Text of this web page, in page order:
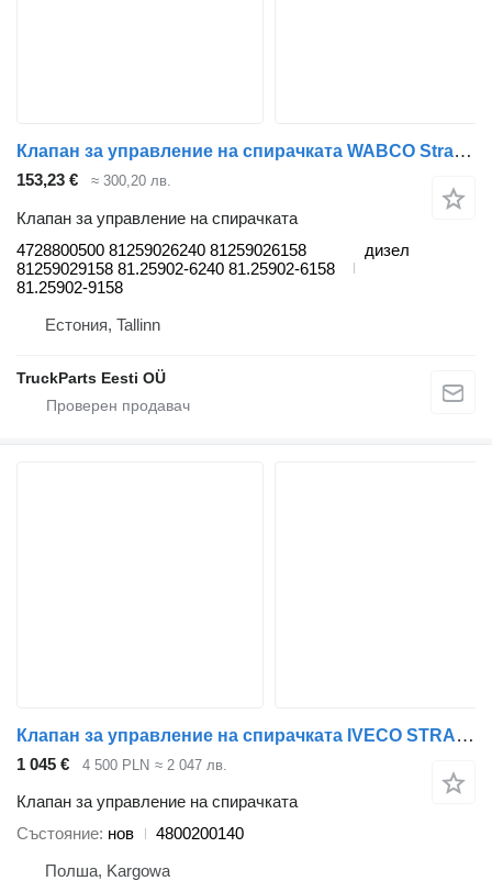
Клапан за управление на спирачката WABCO Stralis (01.02-) 4728800500 за влекач IVECO Stralis, Trakker (2002-)
153,23 € ≈ 300,20 лв.
Клапан за управление на спирачката
4728800500 81259026240 81259026158
81259029158 81.25902-6240 81.25902-6158
81.25902-9158
дизел
Естония, Tallinn
TruckParts Eesti OÜ
Клапан за управление на спирачката IVECO STRALIS EURO6 4800200140 за влекач
1 045 € 4 500 PLN ≈ 2 047 лв.
Клапан за управление на спирачката
Състояние нов
4800200140
Полша, Kargowa